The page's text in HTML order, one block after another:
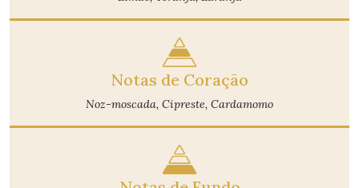
Notas de Coração
Noz-moscada, Cipreste, Cardamomo